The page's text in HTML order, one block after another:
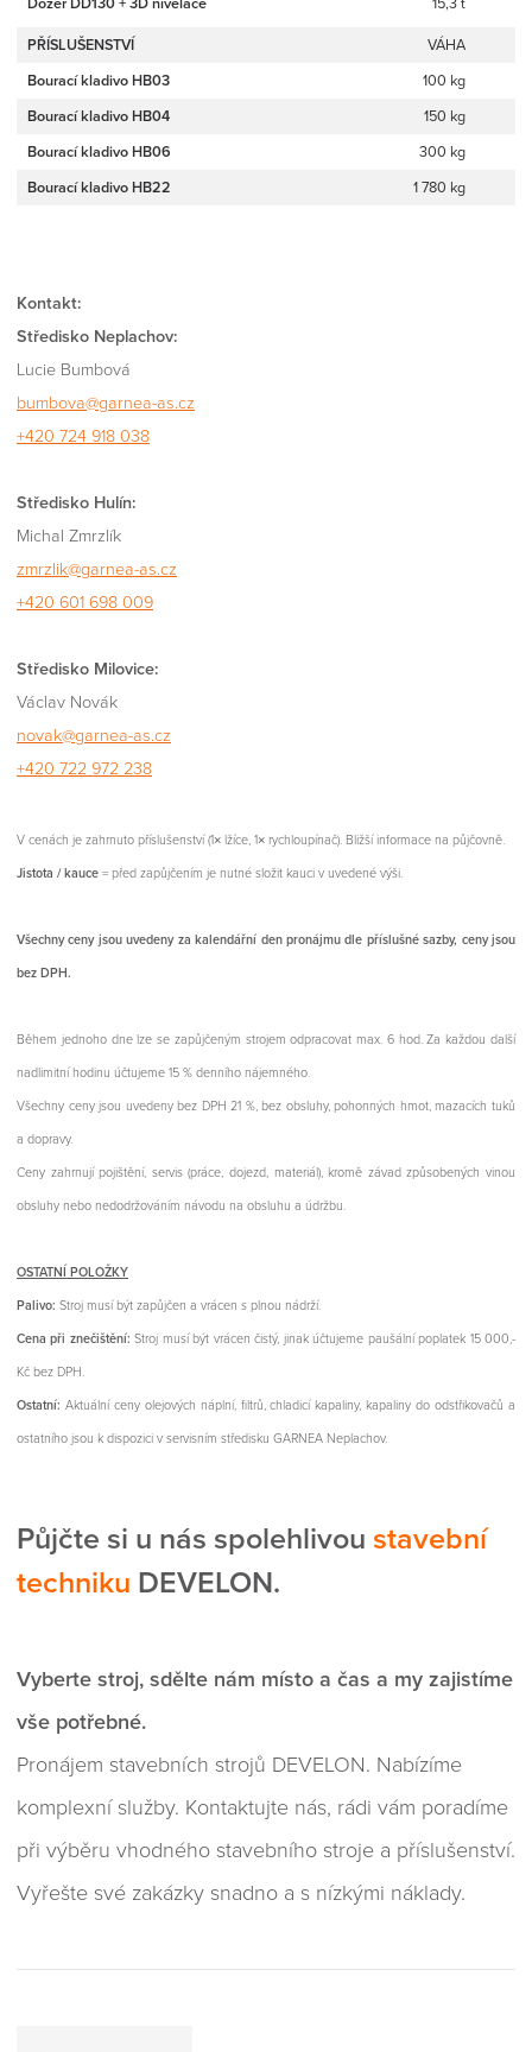
PŘÍSLUŠENSTVÍ
VÁHA
Bourací kladivo HB03
100 kg
Bourací kladivo HB04
150 kg
Bourací kladivo HB06
300 kg
Bourací kladivo HB22
1 780 kg
Kontakt:
Středisko Neplachov:
Lucie Bumbová
bumbova@garnea-as.cz
+420 724 918 038
Středisko Hulín:
Michal Zmrzlík
zmrzlik@garnea-as.cz
+420 601 698 009
Středisko Milovice:
Václav Novák
novak@garnea-as.cz
+420 722 972 238
V cenách je zahrnuto příslušenství (1× lžíce, 1× rychloupínač). Bližší informace na půjčovně.
Jistota / kauce = před zapůjčením je nutné složit kauci v uvedené výši.
Všechny ceny jsou uvedeny za kalendářní den pronájmu dle příslušné sazby, ceny jsou
bez DPH.
Během jednoho dne lze se zapůjčeným strojem odpracovat max. 6 hod. Za každou další
nadlimitní hodinu účtujeme 15 % denního nájemného.
Všechny ceny jsou uvedeny bez DPH 21 %, bez obsluhy, pohonných hmot, mazacích tuků
a dopravy.
Ceny zahrnují pojištění, servis (práce, dojezd, materiál), kromě závad způsobených vinou
obsluhy nebo nedodržováním návodu na obsluhu a údržbu.
OSTATNÍ POLOŽKY
Palivo: Stroj musí být zapůjčen a vrácen s plnou nádrží.
Cena při znečištění:Stroj musí být vrácen čistý, jinak účtujeme paušální poplatek 15 000,-
Kč bez DPH.
Ostatní: Aktuální ceny olejových náplní, filtrů, chladicí kapaliny, kapaliny do odstřikovačů a
ostatního jsou k dispozici v servisním středisku GARNEA Neplachov.
Půjčte si u nás spolehlivou stavební
techniku DEVELON.
Vyberte stroj, sdělte nám místo a čas a my zajistíme
vše potřebné.
Pronájem stavebních strojů DEVELON. Nabízíme
komplexní služby. Kontaktujte nás, rádi vám poradíme
při výběru vhodného stavebního stroje a příslušenství.
Vyřešte své zakázky snadno a s nízkými náklady.